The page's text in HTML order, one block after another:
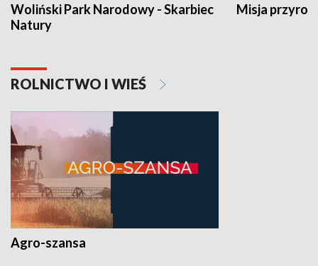
Woliński Park Narodowy - Skarbiec
Natury
Misja
ROLNICTWO I WIEŚ
Agro-szansa